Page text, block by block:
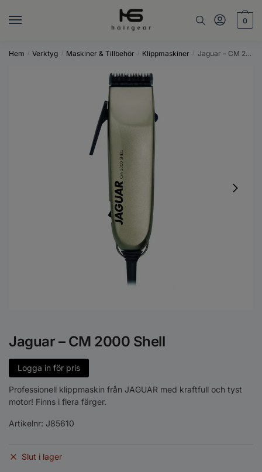
0
Hem / Verktyg / Maskiner & Tillbehör / Klippmaskiner / Jaguar – CM 2000 Shell
Jaguar – CM 2000 Shell
Logga in för pris
Professionell klippmaskin från JAGUAR med kraftfull och tyst
motor! Finns i flera färger.
Artikelnr: J85610
Slut i lager